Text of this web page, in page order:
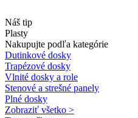
Náš tip
Plasty
Nakupujte podľa kategórie
Dutinkové dosky
Trapézové dosky
Vlnité dosky a role
Stenové a strešné panely
Plné dosky
Zobraziť všetko >